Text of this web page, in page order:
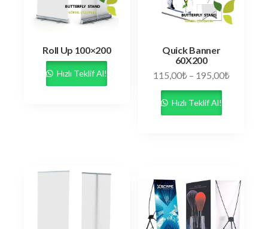
Roll Up 100×200
Hızlı Teklif Al!
Quick Banner
60X200
115,00₺ – 195,00₺
Hızlı Teklif Al!